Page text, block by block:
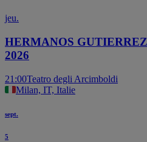
jeu.
HERMANOS
2026
21:00Teatro degli Arcimboldi
Milan, IT, Italie
sept.
5